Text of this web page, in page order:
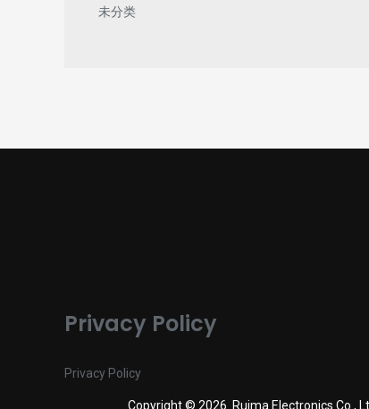
未分类
Privacy Policy
Privacy Policy
Copyright © 2026 Ruima Electronics Co.,